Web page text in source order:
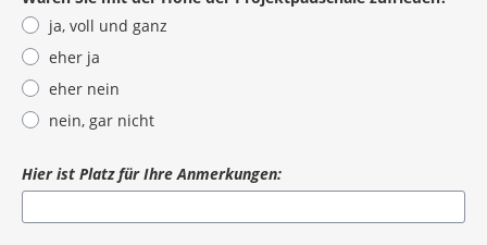
ja, voll und ganz
eher ja
eher nein
nein, gar nicht
Hier ist Platz für Ihre Anmerkungen: